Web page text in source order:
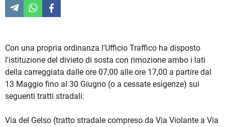
Con una propria ordinanza l'Ufficio Traffico ha disposto
l'istituzione del divieto di sosta con rimozione ambo i lati
della carreggiata dalle ore 07,00 alle ore 17,00 a partire dal
13 Maggio fino al 30 Giugno (o a cessate esigenze) sui
seguenti tratti stradali:
Via del Gelso (tratto stradale compreso da Via Violante a Via